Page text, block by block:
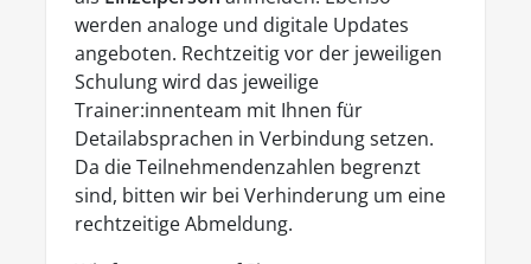
werden analoge und digitale Updates
angeboten. Rechtzeitig vor der jeweiligen
Schulung wird das jeweilige
Trainer:innenteam mit Ihnen für
Detailabsprachen in Verbindung setzen.
Da die Teilnehmendenzahlen begrenzt
sind, bitten wir bei Verhinderung um eine
rechtzeitige Abmeldung.